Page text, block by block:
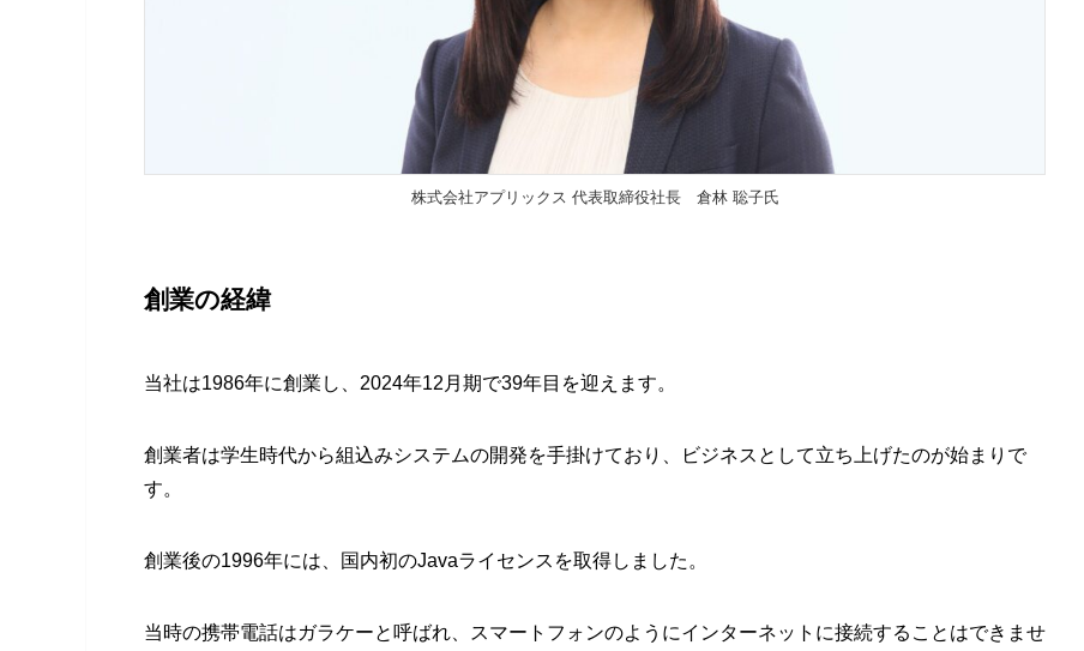
株式会社アプリックス 代表取締役社長 倉林 聡子氏
創業の経緯
当社は1986年に創業し、2024年12月期で39年目を迎えます。
創業者は学生時代から組込みシステムの開発を手掛けており、ビジネスとして立ち上げたのが始まりで
す。
創業後の1996年には、国内初のJavaライセンスを取得しました。
当時の携帯電話はガラケーと呼ばれ、スマートフォンのようにインターネットに接続することはできませ